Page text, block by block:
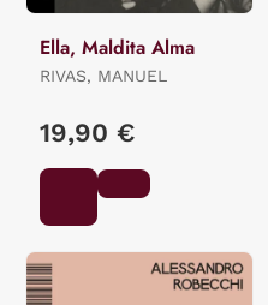
Ella, Maldita Alma
RIVAS, MANUEL
19,90 €